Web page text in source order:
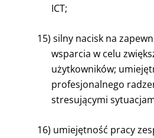
ICT;
15) silny nacisk na
wsparcia w celu
użytkowników;
profesjonalnego
stresującymi
16) umiejętność pracy